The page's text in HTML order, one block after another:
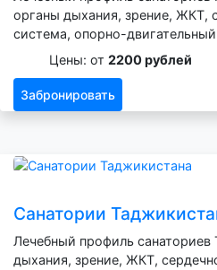
органы дыхания, зрение, ЖКТ,
система, опорно-
Цены: от 2200 рублей
Забронировать
Санатории
Лечебный профиль
дыхания, зрение, ЖКТ,